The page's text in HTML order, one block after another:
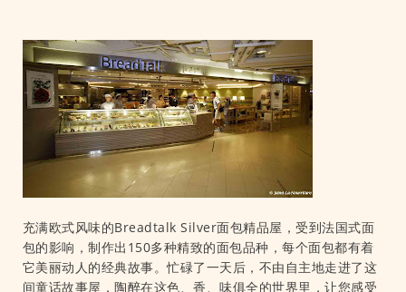
充满欧式风味的Breadtalk Silver面包精品屋，受到法国式面
包的影响，制作出150多种精致的面包品种，每个面包都有着
它美丽动人的经典故事。忙碌了一天后，不由自主地走进了这
间童话故事屋，陶醉在这色、香、味俱全的世界里，让您感受